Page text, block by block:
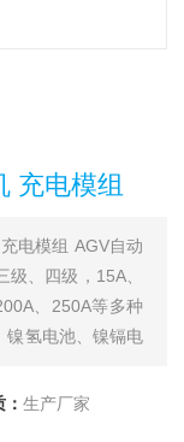
充电模组
电模组 AGV自动
、四级，15A、
、250A等多种
镍氢电池、镍镉电
自动化、国防、
生产厂家